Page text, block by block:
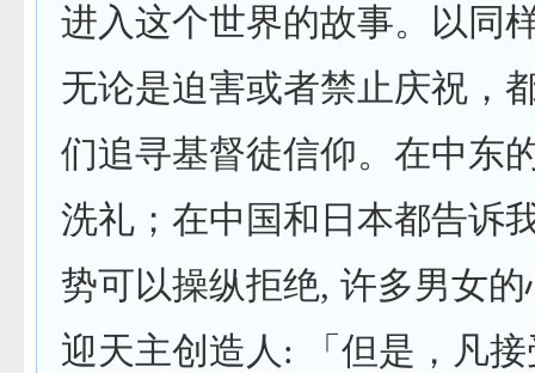
进入这个世界的故事。以同
无论是迫害或者禁止庆祝，
们追寻基督徒信仰。在中东
洗礼；在中国和日本都告诉
势可以操纵拒绝, 许多男女
迎天主创造人: 「但是，凡